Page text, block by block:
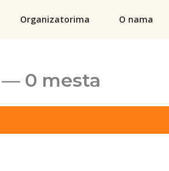
Organizatorima O nama
— 0 mesta